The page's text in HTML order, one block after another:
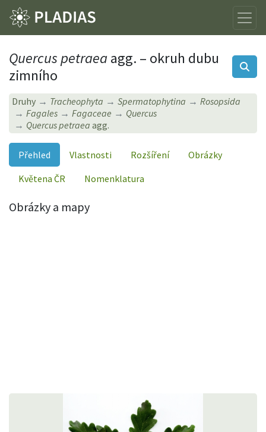
Quercus petraeaagg. – okruh dubu
zimního
Druhy Tracheophyta Spermatophytina
Rosopsida
Fagales
Fagaceae
Quercus
Quercus petraea agg.
Přehled Vlastnosti Rozšíření
Obrázky
Květena ČR
Nomenklatura
Obrázky a mapy